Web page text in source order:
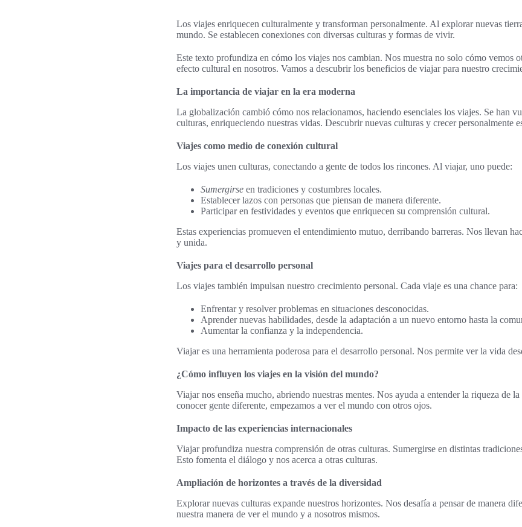
Los viajes enriquecen culturalmente y transforman personalmente. Al explorar nuevas
mundo. Se establecen conexiones con diversas culturas y formas de vivir.
Este texto profundiza en cómo los viajes nos cambian. Nos muestra no solo cómo vemos
efecto cultural en nosotros. Vamos a descubrir los beneficios de viajar para nuestro
La importancia de viajar en la era moderna
La globalización cambió cómo nos relacionamos, haciendo esenciales los viajes. Se han
culturas, enriqueciendo nuestras vidas. Descubrir nuevas culturas y crecer personalmente
Viajes como medio de conexión cultural
Los viajes unen culturas, conectando a gente de todos los rincones. Al viajar, uno puede:
Sumergirse en tradiciones y costumbres locales.
Establecer lazos con personas que piensan de manera diferente.
Participar en festividades y eventos que enriquecen su comprensión cultural.
Estas experiencias promueven el entendimiento mutuo, derribando barreras. Nos llevan
y unida.
Viajes para el desarrollo personal
Los viajes también impulsan nuestro crecimiento personal. Cada viaje es una chance para:
Enfrentar y resolver problemas en situaciones desconocidas.
Aprender nuevas habilidades, desde la adaptación a un nuevo entorno hasta la
Aumentar la confianza y la independencia.
Viajar es una herramienta poderosa para el desarrollo personal. Nos permite ver la vida
¿Cómo influyen los viajes en la visión del mundo?
Viajar nos enseña mucho, abriendo nuestras mentes. Nos ayuda a entender la riqueza de
conocer gente diferente, empezamos a ver el mundo con otros ojos.
Impacto de las experiencias internacionales
Viajar profundiza nuestra comprensión de otras culturas. Sumergirse en distintas
Esto fomenta el diálogo y nos acerca a otras culturas.
Ampliación de horizontes a través de la diversidad
Explorar nuevas culturas expande nuestros horizontes. Nos desafía a pensar de manera
nuestra manera de ver el mundo y a nosotros mismos.